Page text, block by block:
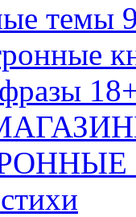
темы